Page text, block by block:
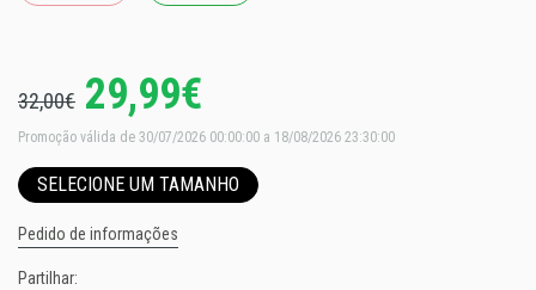
32,00€ 29,99€
Promoção válida de 30/07/2026 00:00:00 a 18/08/2026 23:30:00
SELECIONE UM TAMANHO
Pedido de informações
Partilhar: